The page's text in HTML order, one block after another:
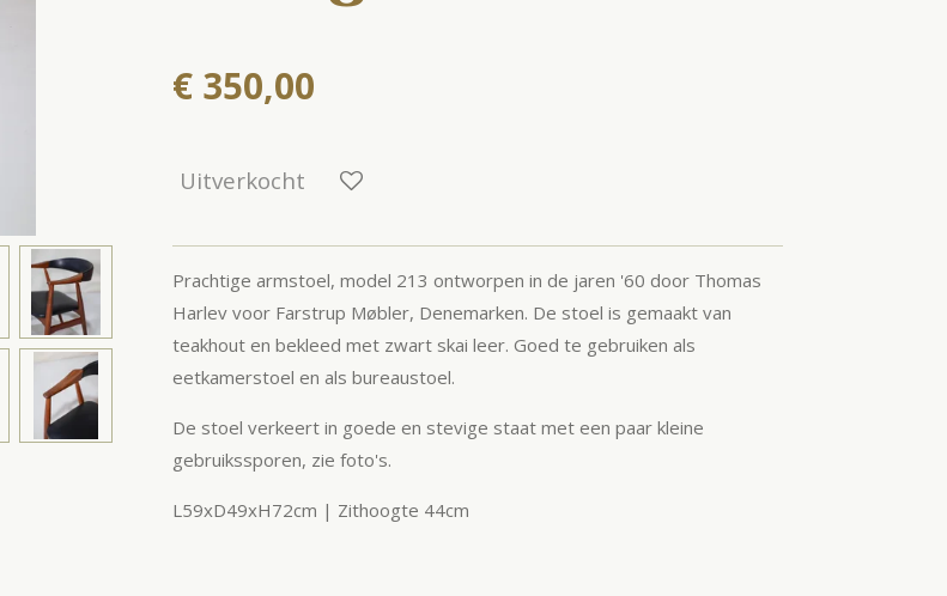
€ 350,00
Uitverkocht
Prachtige armstoel, model 213 ontworpen in de jaren '60 door Thomas
Harlev voor Farstrup Møbler, Denemarken. De stoel is gemaakt van
teakhout en bekleed met zwart skai leer. Goed te gebruiken als
eetkamerstoel en als bureaustoel.
De stoel verkeert in goede en stevige staat met een paar kleine
gebruikssporen, zie foto's.
L59xD49xH72cm | Zithoogte 44cm